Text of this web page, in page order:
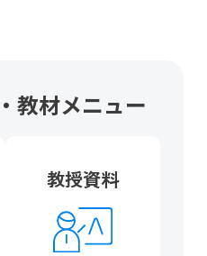
教材メニュー
教授資料